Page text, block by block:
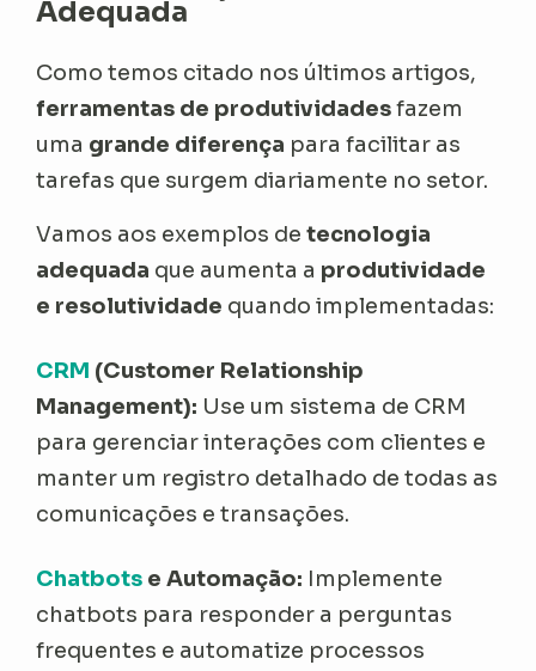
Adequada
Como temos citado nos últimos artigos,
ferramentas de produtividadesfazem
uma grande diferença para facilitar as
tarefas que surgem diariamente no setor.
Vamos aos exemplos detecnologia
adequada que aumenta a produtividade
e resolutividade quando implementadas:
CRM (Customer Relationship
Management): Use um sistema de CRM
para gerenciar interações com clientes e
manter um registro detalhado de todas as
comunicações e transações.
Chatbots e Automação: Implemente
chatbots para responder a perguntas
frequentes e automatize processos